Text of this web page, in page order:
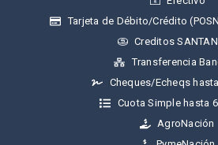
Tarjeta de Débito/Crédito
Creditos
Transferencia
Cheques/Echeqs
Cuota Simple hasta
AgroNación